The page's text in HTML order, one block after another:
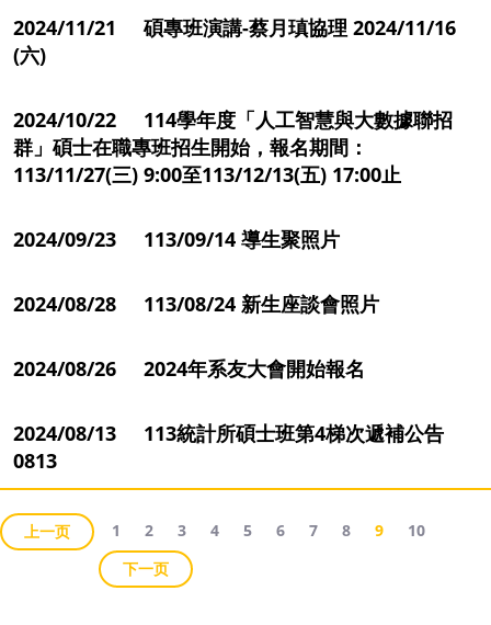
2024/11/21 碩專班演講-蔡月瑱協理 2024/11/16
(六)
2024/10/22 114學年度「人工智慧與大數據聯招
群」碩士在職專班招生開始，報名期間：
113/11/27(三) 9:00至113/12/13(五) 17:00止
2024/09/23 113/09/14 導生聚照片
2024/08/28 113/08/24 新生座談會照片
2024/08/26 2024年系友大會開始報名
2024/08/13 113統計所碩士班第4梯次遞補公告
0813
上一页 1 2 3 4 5 6 7 8 9
10
下一页